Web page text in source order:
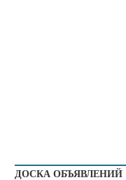
ДОСКА ОБЪЯВЛЕНИЙ